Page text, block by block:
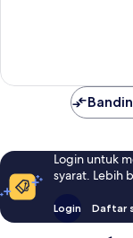
Login untuk
syarat. Lebih
Login Daftar